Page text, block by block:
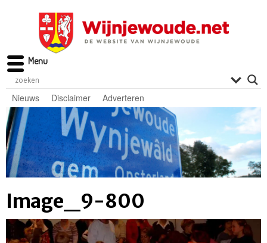
Nieuws Disclaimer Adverteren
Image_9-800
Menu